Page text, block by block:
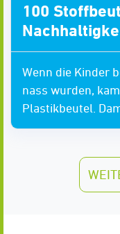
100
Wenn die Kinder
nass wurden,
Plastikbeutel.